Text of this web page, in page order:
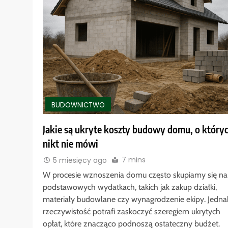
BUDOWNICTWO
Jakie są ukryte koszty budowy domu, o
nikt nie mówi
5 miesięcy ago 7 mins
W procesie wznoszenia domu często skupiamy się na
podstawowych wydatkach, takich jak zakup działki,
materiały budowlane czy wynagrodzenie ekipy.
rzeczywistość potrafi zaskoczyć szeregiem ukrytych
opłat, które znacząco podnoszą ostateczny budżet.